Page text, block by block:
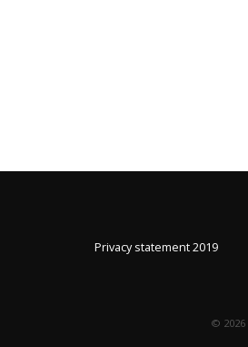
Privacy statement 2019
© 2026